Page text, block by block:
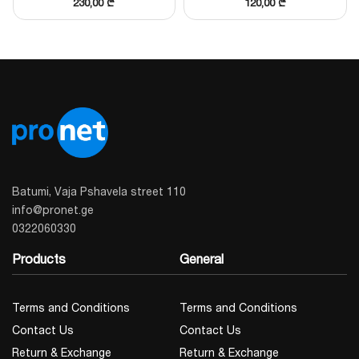
კლიმატურ პირობებში.
სენსორი
განათება
ობიექტივი
მეხსიერების
ბარათი
MicroSD სლოტი (256 GB-
მდე)
კვება 12 VDC ან PoE (802.3af
230,00₾ 120,00₾
Batumi, Vaja Pshavela street 110
info@pronet.ge
0322060330
Products
Terms and Conditions
Contact Us
Return & Exchange
General
Terms and Conditions
Contact Us
Return & Exchange